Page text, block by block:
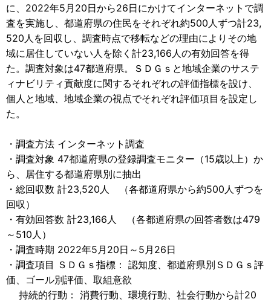
に、2022年5月20日から26日にかけてインターネットで調
査を実施し、都道府県の住民をそれぞれ約500人ずつ計23,
520人を回収し、調査時点で移転などの理由によりその地
域に居住していない人を除く計23,166人の有効回答を得
た。調査対象は47都道府県。ＳＤＧｓと地域企業のサステ
ィナビリティ貢献度に関するそれぞれの評価指標を設け、
個人と地域、地域企業の視点でそれぞれ評価項目を設定し
た。
・調査方法 インターネット調査
・調査対象 47都道府県の登録調査モニター（15歳以上）か
ら、居住する都道府県別に抽出
・総回収数 計23,520人 （各都道府県から約500人ずつを
回収）
・有効回答数 計23,166人 （各都道府県の回答者数は479
～510人）
・調査時期 2022年5月20日～5月26日
・調査項目 ＳＤＧｓ指標： 認知度、都道府県別ＳＤＧｓ評
価、ゴール別評価、取組意欲
持続的行動： 消費行動、環境行動、社会行動から計20